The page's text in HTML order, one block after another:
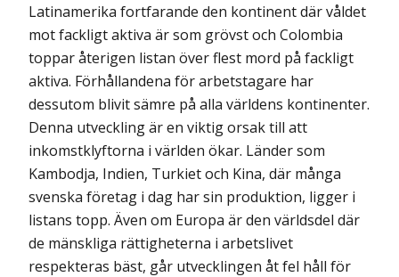
Latinamerika fortfarande den kontinent där våldet
mot fackligt aktiva är som grövst och Colombia
toppar återigen listan över flest mord på fackligt
aktiva. Förhållandena för arbetstagare har
dessutom blivit sämre på alla världens kontinenter.
Denna utveckling är en viktig orsak till att
inkomstklyftorna i världen ökar. Länder som
Kambodja, Indien, Turkiet och Kina, där många
svenska företag i dag har sin produktion, ligger i
listans topp. Även om Europa är den världsdel där
de mänskliga rättigheterna i arbetslivet
respekteras bäst, går utvecklingen åt fel håll för